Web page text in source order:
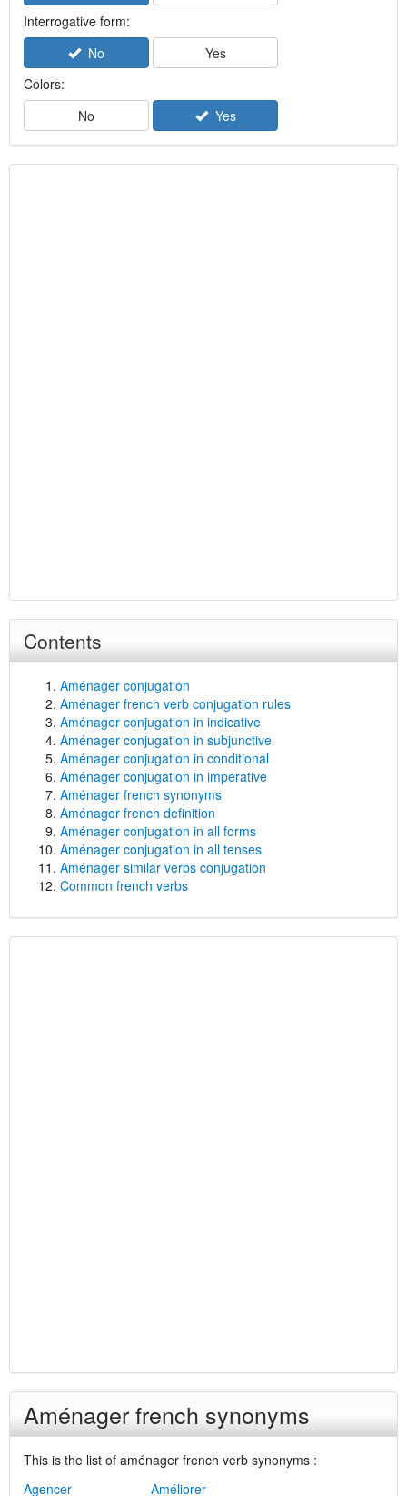
Interrogative form:
No
Yes
Colors:
No
Yes
Contents
Aménager conjugation
Aménager french verb conjugation rules
Aménager conjugation in indicative
Aménager conjugation in subjunctive
Aménager conjugation in conditional
Aménager conjugation in imperative
Aménager french synonyms
Aménager french definition
Aménager conjugation in all forms
Aménager conjugation in all tenses
Aménager similar verbs conjugation
Common french verbs
Aménager french synonyms
This is the list of aménager french verb synonyms :
Agencer
Améliorer